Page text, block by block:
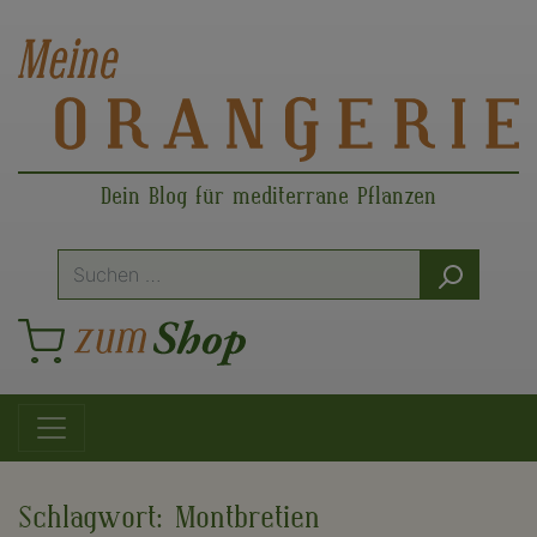
Dein Blog für mediterrane Pflanzen
Suche
nach:
Hauptnavigation
Schlagwort: Montbretien